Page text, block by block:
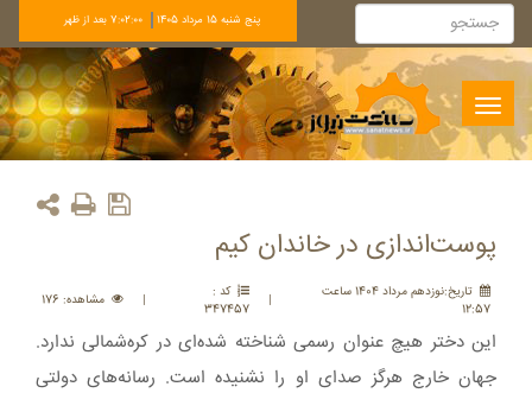
پنج شنبه 15 مرداد 1405 7:02:01 بعد از ظهر
Toggle
navigation
پوست‌اندازی در خاندان کیم
تاريخ:نوزدهم مرداد 1404 ساعت
12:57
|
کد :
347457
| مشاهده: 176
این دختر هیچ عنوان رسمی شناخته شده‌ای در کره‌شمالی ندارد.
جهان خارج هرگز صدای او را نشنیده است. رسانه‌های دولتی